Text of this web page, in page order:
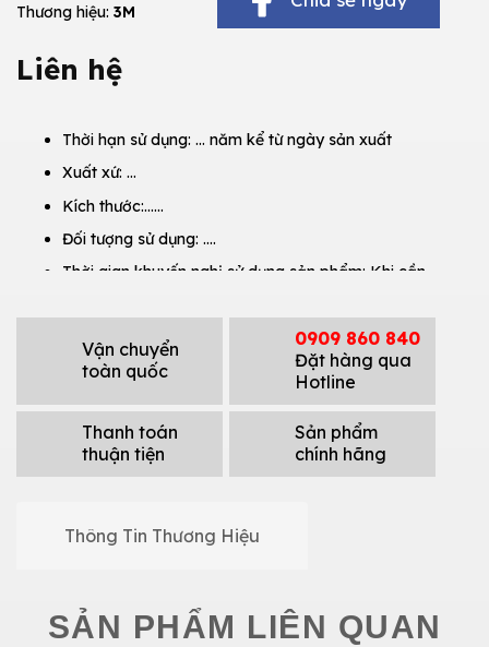
Thương hiệu: 3M
Liên hệ
Thời hạn sử dụng: … năm kể từ ngày sản xuất
Xuất xứ: …
Kích thước:……
Đối tượng sử dụng: ….
Thời gian khuyến nghị sử dụng sản phẩm: Khi cần
Vận chuyển
toàn quốc
0909 860 840
Đặt hàng qua
Hotline
Thanh toán
thuận tiện
Sản phẩm
chính hãng
Thông Tin Thương Hiệu
SẢN PHẨM LIÊN QUAN